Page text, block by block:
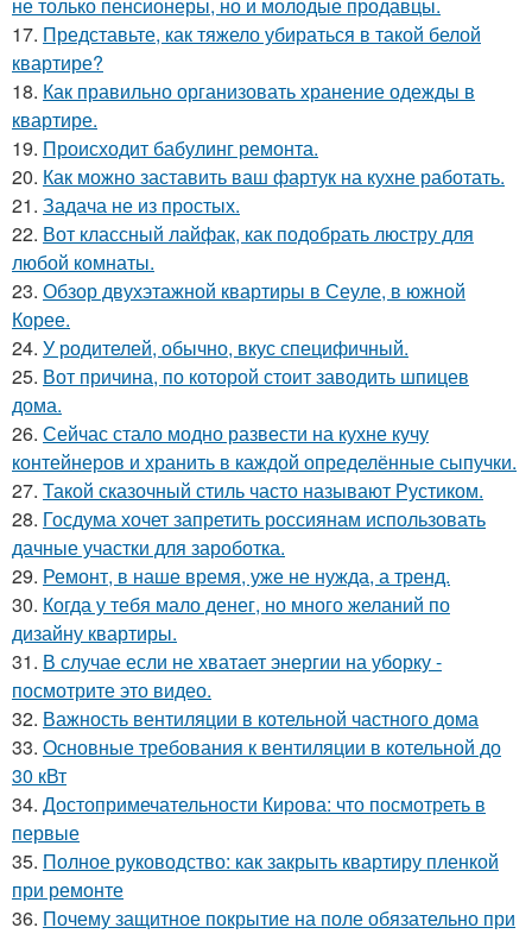
не только пенсионеры, но и молодые продавцы.
17. Представьте, как тяжело убираться в такой белой
квартире?
18. Как правильно организовать хранение одежды в
квартире.
19. Происходит бабулинг ремонта.
20. Как можно заставить ваш фартук на кухне работать.
21. Задача не из простых.
22. Вот классный лайфак, как подобрать люстру для
любой комнаты.
23. Обзор двухэтажной квартиры в Сеуле, в южной
Корее.
24. У родителей, обычно, вкус специфичный.
25. Вот причина, по которой стоит заводить шпицев
дома.
26. Сейчас стало модно развести на кухне кучу
контейнеров и хранить в каждой определённые сыпучки.
27. Такой сказочный стиль часто называют Рустиком.
28. Госдума хочет запретить россиянам использовать
дачные участки для зароботка.
29. Ремонт, в наше время, уже не нужда, а тренд.
30. Когда у тебя мало денег, но много желаний по
дизайну квартиры.
31. В случае если не хватает энергии на уборку -
посмотрите это видео.
32. Важность вентиляции в котельной частного дома
33. Основные требования к вентиляции в котельной до
30 кВт
34. Достопримечательности Кирова: что посмотреть в
первые
35. Полное руководство: как закрыть квартиру пленкой
при ремонте
36. Почему защитное покрытие на поле обязательно при